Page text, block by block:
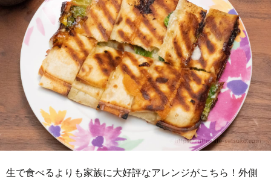
生で食べるよりも家族に大好評なアレンジがこちら！外側